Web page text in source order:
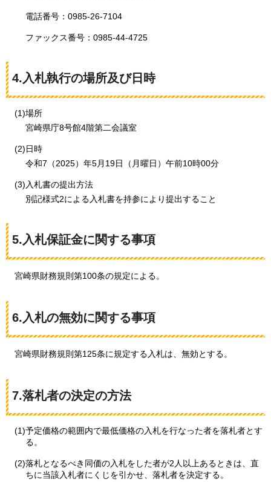
電話番号：0985-26-7104
ファックス番号：0985-44-4725
4.入札執行の場所及び日時
(1)場所
宮崎県庁8号館4階第二会議室
(2)日時
令和7（2025）年5月19日（月曜日）午前10時00分
(3)入札書の提出方法
別記様式2による入札書を持参により提出すること
5.入札保証金に関する事項
宮崎県財務規則第100条の規定による。
6.入札の無効に関する事項
宮崎県財務規則第125条に規定する入札は、無効とする。
7.落札者の決定の方法
(1)予定価格の範囲内で最低価格の入札を行なった者を落札者とす
る。
(2)落札となるべき同価の入札をした者が2人以上あるときは、直
ちに当該入札者にくじを引かせ、落札者を決定する。